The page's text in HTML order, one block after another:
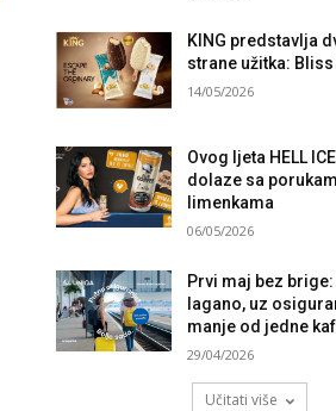
KING predstavlja
strane užitka:
14/05/2026
Ovog ljeta HELL
dolaze sa
limenkama
06/05/2026
Prvi maj bez
lagano, uz
manje od jedne
29/04/2026
Učitati više